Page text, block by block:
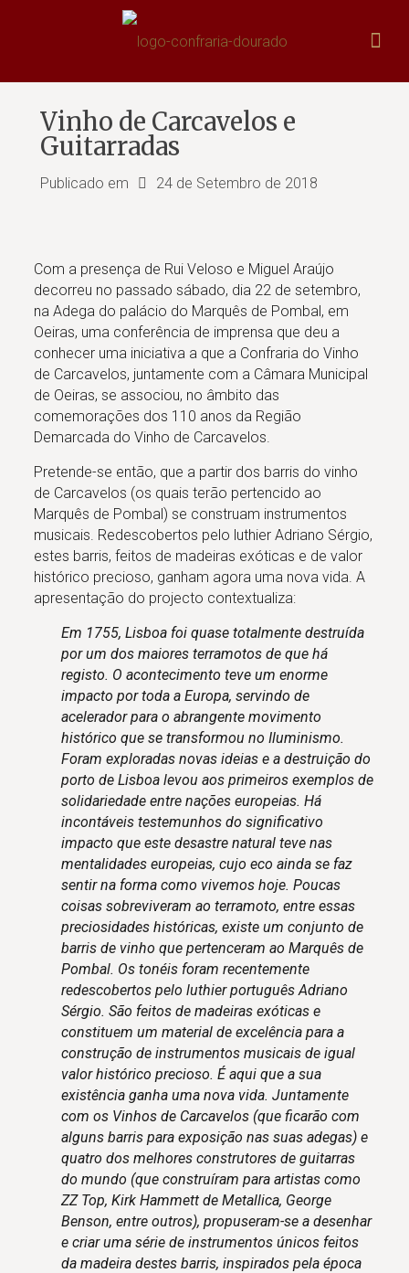
Vinho de Carcavelos e
Guitarradas
Publicado em 24 de Setembro de 2018
Com a presença de Rui Veloso e Miguel Araújo
decorreu no passado sábado, dia 22 de setembro,
na Adega do palácio do Marquês de Pombal, em
Oeiras, uma conferência de imprensa que deu a
conhecer uma iniciativa a que a Confraria do Vinho
de Carcavelos, juntamente com a Câmara Municipal
de Oeiras, se associou, no âmbito das
comemorações dos 110 anos da Região
Demarcada do Vinho de Carcavelos.
Pretende-se então, que a partir dos barris do vinho
de Carcavelos (os quais terão pertencido ao
Marquês de Pombal) se construam instrumentos
musicais. Redescobertos pelo luthier Adriano Sérgio,
estes barris, feitos de madeiras exóticas e de valor
histórico precioso, ganham agora uma nova vida. A
apresentação do projecto contextualiza:
Em 1755, Lisboa foi quase totalmente destruída
por um dos maiores terramotos de que há
registo. O acontecimento teve um enorme
impacto por toda a Europa, servindo de
acelerador para o abrangente movimento
histórico que se transformou no Iluminismo.
Foram exploradas novas ideias e a destruição do
porto de Lisboa levou aos primeiros exemplos de
solidariedade entre nações europeias. Há
incontáveis testemunhos do significativo
impacto que este desastre natural teve nas
mentalidades europeias, cujo eco ainda se faz
sentir na forma como vivemos hoje. Poucas
coisas sobreviveram ao terramoto, entre essas
preciosidades históricas, existe um conjunto de
barris de vinho que pertenceram ao Marquês de
Pombal. Os tonéis foram recentemente
redescobertos pelo luthier português Adriano
Sérgio. São feitos de madeiras exóticas e
constituem um material de excelência para a
construção de instrumentos musicais de igual
valor histórico precioso. É aqui que a sua
existência ganha uma nova vida. Juntamente
com os Vinhos de Carcavelos (que ficarão com
alguns barris para exposição nas suas adegas) e
quatro dos melhores construtores de guitarras
do mundo (que construíram para artistas como
ZZ Top, Kirk Hammett de Metallica, George
Benson, entre outros), propuseram-se a desenhar
e criar uma série de instrumentos únicos feitos
da madeira destes barris, inspirados pela época